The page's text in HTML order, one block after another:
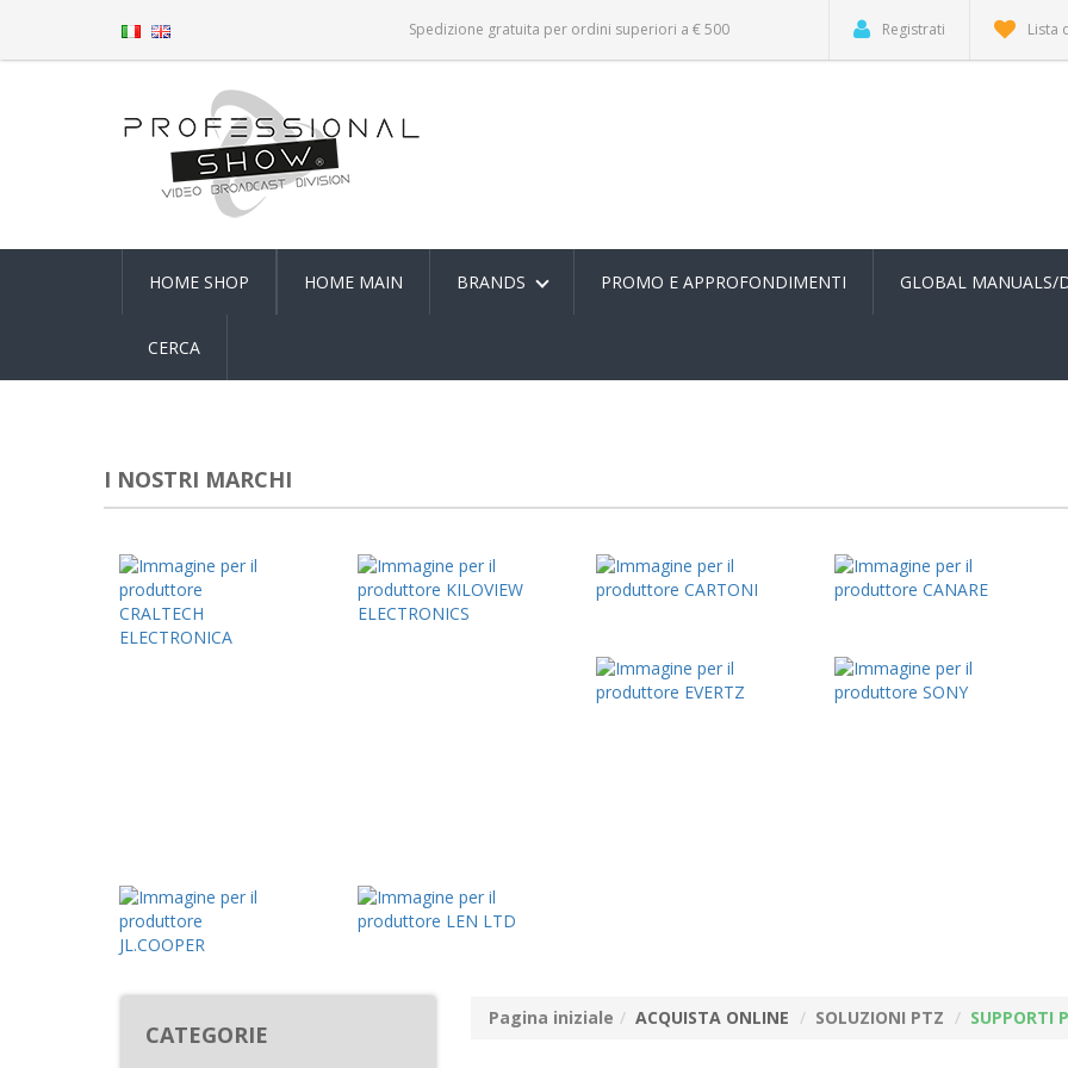
Spedizione gratuita per ordini superiori a € 500 Registrati Lista
HOME SHOP HOME MAIN BRANDS PROMO E APPROFONDIMENTI GLOBAL MANUALS/
CERCA
I NOSTRI MARCHI
CATEGORIE
Pagina iniziale ACQUISTA ONLINE SOLUZIONI PTZ SUPPORTI